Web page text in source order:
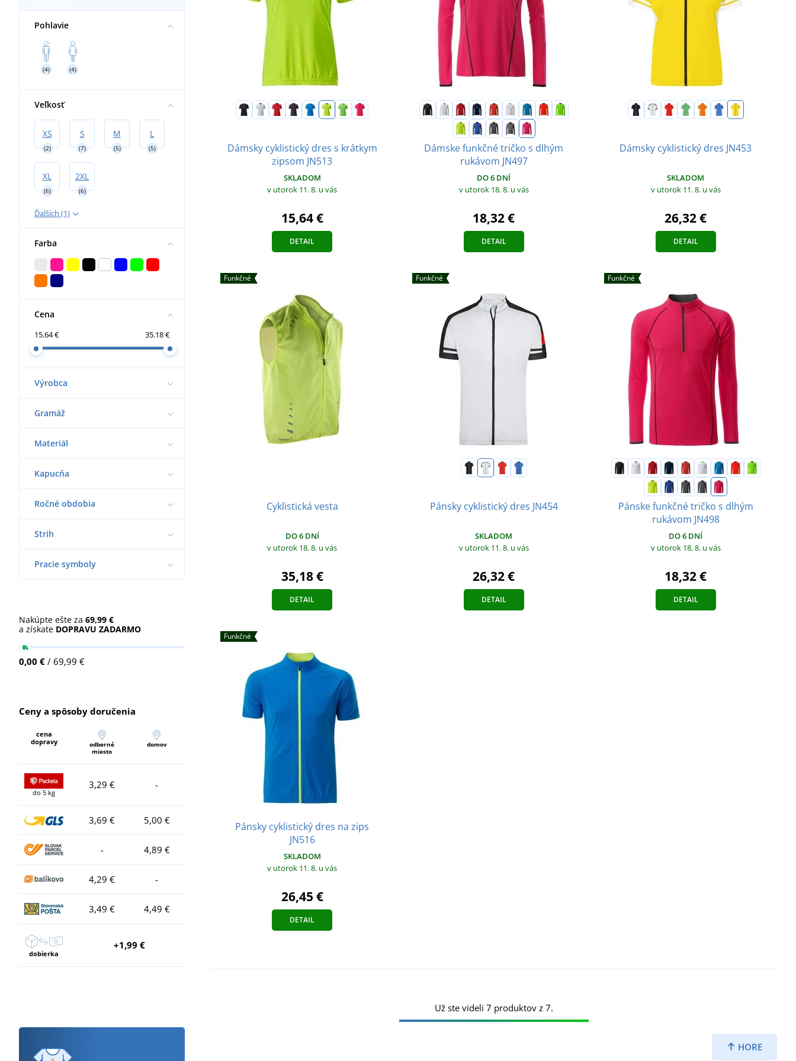
Pohlavie
(4) (4)
Veľkosť
XS
(2)
S
(7)
M
(5)
L
(5)
XL
(6)
2XL
(6)
Ďalších (1)
Farba
Cena
15.64 € 35.18 €
Výrobca
Gramáž
Materiál
Kapucňa
Ročné obdobia
Strih
Pracie symboly
Nakúpte ešte za 69,99 €
a získate DOPRAVU ZADARMO
0,00 € / 69,99 €
Ceny a spôsoby doručenia
cena
dopravy
odberné
miesto
domov
do 5 kg
3,29 € -
3,69 € 5,00 €
- 4,89 €
4,29 € -
3,49 € 4,49 €
dobierka
+1,99 €
Dámsky cyklistický dres s krátkym
zipsom JN513
SKLADOM
v utorok 11. 8. u vás
15,64 €
DETAIL
Dámske funkčné tričko s dlhým
rukávom JN497
DO 6 DNÍ
v utorok 18. 8. u vás
18,32 €
DETAIL
Dámsky cyklistický dres JN453
SKLADOM
v utorok 11. 8. u vás
26,32 €
DETAIL
Funkčné
Cyklistická vesta
DO 6 DNÍ
v utorok 18. 8. u vás
35,18 €
DETAIL
Funkčné
Pánsky cyklistický dres JN454
SKLADOM
v utorok 11. 8. u vás
26,32 €
DETAIL
Funkčné
Pánske funkčné tričko s dlhým
rukávom JN498
DO 6 DNÍ
v utorok 18. 8. u vás
18,32 €
DETAIL
Funkčné
Pánsky cyklistický dres na zips
JN516
SKLADOM
v utorok 11. 8. u vás
26,45 €
DETAIL
HORE
Už ste videli 7 produktov z 7.